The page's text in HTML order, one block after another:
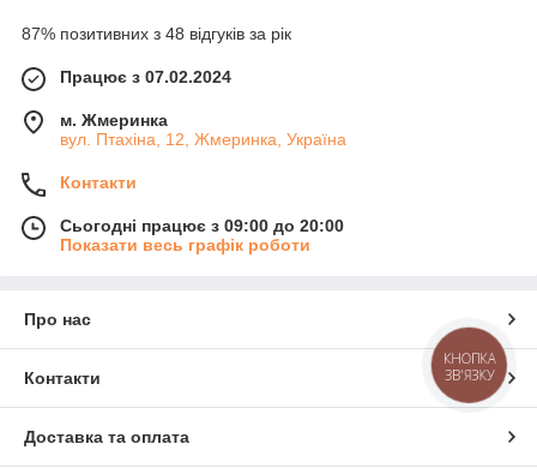
87% позитивних з 48 відгуків за рік
Працює з 07.02.2024
м. Жмеринка
вул. Птахіна, 12, Жмеринка, Україна
Контакти
Сьогодні працює з 09:00 до 20:00
Показати весь графік роботи
Про нас
Контакти
Доставка та оплата
КНОПКА
ЗВ'ЯЗКУ